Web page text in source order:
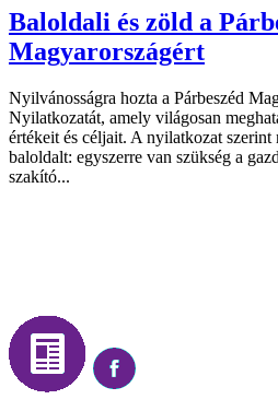
Baloldali és zöld a
Magyarországért
Nyilvánosságra hozta a Párbeszéd
Nyilatkozatát, amely világosan
értékeit és céljait. A nyilatkozat
baloldalt: egyszerre van szükség a
szakító...